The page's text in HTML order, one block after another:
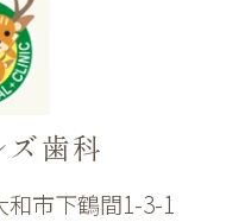
ズ歯科
和市下鶴間1-3-1